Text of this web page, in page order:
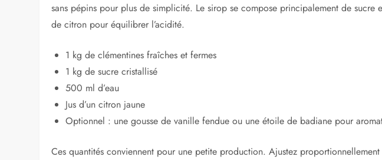
sans pépins pour plus de simplicité. Le sirop se compose principalement de sucre
de citron pour équilibrer l’acidité.
1 kg de clémentines fraîches et fermes
1 kg de sucre cristallisé
500 ml d’eau
Jus d’un citron jaune
Optionnel : une gousse de vanille fendue ou une étoile de badiane pour
Ces quantités conviennent pour une petite production. Ajustez